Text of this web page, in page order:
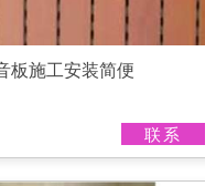
板施工安装简便
联系